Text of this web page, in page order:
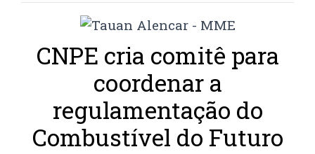
CNPE cria comitê para
coordenar a
regulamentação do
Combustível do Futuro